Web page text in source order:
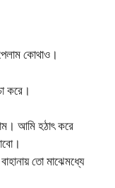
কোথাও।
করে।
আমি হঠাৎ করে
তো মাঝেমধ্যে